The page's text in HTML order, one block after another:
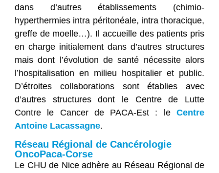
dans d’autres établissements (chimio-
hyperthermies intra péritonéale, intra thoracique,
greffe de moelle…). Il accueille des patients pris
en charge initialement dans d’autres structures
mais dont l’évolution de santé nécessite alors
l’hospitalisation en milieu hospitalier et public.
D’étroites collaborations sont établies avec
d’autres structures dont le Centre de Lutte
Contre le Cancer de PACA-Est : le Centre
Antoine Lacassagne.
Réseau Régional de Cancérologie
OncoPaca-Corse
Le CHU de Nice adhère au Réseau Régional de